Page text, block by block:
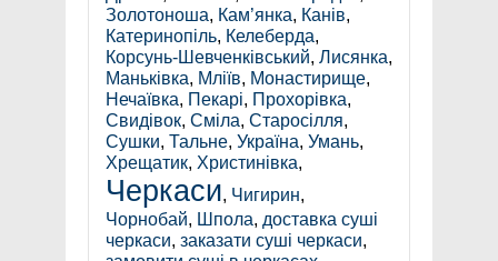
Золотоноша, Кам’янка, Канів,
Катеринопіль, Келеберда,
Корсунь-Шевченківський, Лисянка,
Маньківка, Мліїв, Монастирище,
Нечаївка, Пекарі, Прохорівка,
Свидівок, Сміла, Старосілля,
Сушки, Тальне, Україна, Умань,
Хрещатик, Христинівка,
Черкаси, Чигирин,
Чорнобай, Шпола, доставка суші
черкаси, заказати суші черкаси,